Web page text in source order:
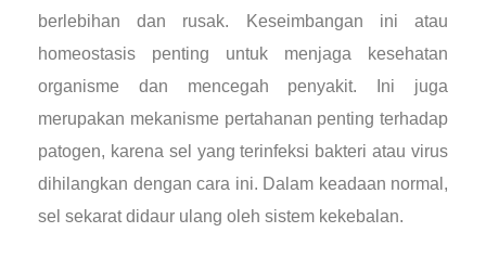
berlebihan dan rusak. Keseimbangan ini atau
homeostasis penting untuk menjaga kesehatan
organisme dan mencegah penyakit. Ini juga
merupakan mekanisme pertahanan penting terhadap
patogen, karena sel yang terinfeksi bakteri atau virus
dihilangkan dengan cara ini. Dalam keadaan normal,
sel sekarat didaur ulang oleh sistem kekebalan.